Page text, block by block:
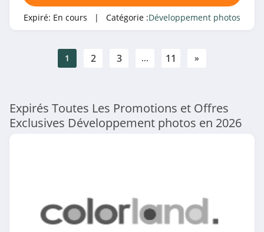
Expiré: En cours | Catégorie :Développement photos
1 2 3 ... 11 »
Expirés Toutes Les Promotions et Offres
Exclusives Développement photos en 2026